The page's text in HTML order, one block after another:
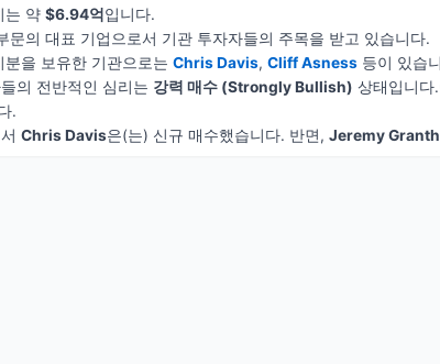
는 약 $6.94억 입니다.
문의 대표 기업으로서 기관 투자자들의 주목을 받고 있습니다.
분을 보유한 기관으로는 Chris Davis, Cliff Asness등이 있습
의 전반적인 심리는 강력 매수 (Strongly Bullish) 상태입니다
.
Chris Davis은(는) 신규 매수했습니다. 반면, Jeremy